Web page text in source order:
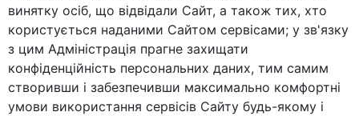
винятку осіб, що відвідали Сайт, а також тих, хто
користується наданими Сайтом сервісами; у зв'язку
з цим Адміністрація прагне захищати
конфіденційність персональних даних, тим самим
створивши і забезпечивши максимально комфортні
умови використання сервісів Сайту будь-якому і